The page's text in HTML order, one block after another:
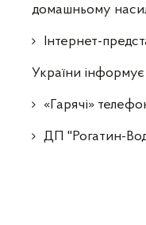
домашньому
Інтернет-
України інформує
«Гарячі»
ДП "Рогатин-